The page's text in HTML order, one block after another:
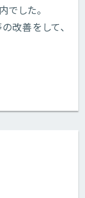
した。
改善をして、